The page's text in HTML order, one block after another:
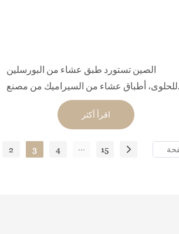
الصين تستورد طبق عشاء من البورسلين
للحلوى، أطباق عشاء من السيراميك من مصنع
قوانغتشو، أواني طعام للمطاعم/الفنادق
اقرأ أكثر
2 3 4 ... 15